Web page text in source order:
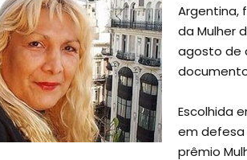
Argentina,
da Mulher
agosto de
Escolhida
em defesa
prêmio